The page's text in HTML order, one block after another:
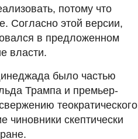
потому что
Согласно этой версии,
в предложенном
власти.
было частью
Трампа и премьер-
теократического
чиновники скептически